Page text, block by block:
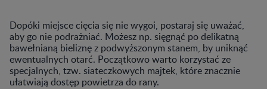
Dopóki miejsce cięcia się nie wygoi, postaraj się uważać,
aby go nie podrażniać. Możesz np. sięgnąć po delikatną
bawełnianą bieliznę z podwyższonym stanem, by uniknąć
ewentualnych otarć. Początkowo warto korzystać ze
specjalnych, tzw. siateczkowych majtek, które znacznie
ułatwiają dostęp powietrza do rany.